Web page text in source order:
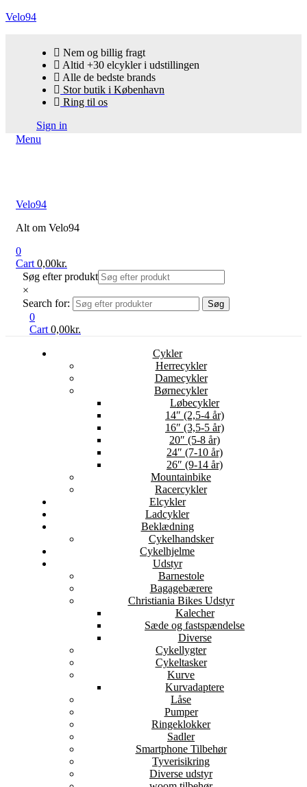
Velo94
Nem og billig fragt
Altid +30 elcykler i udstillingen
Alle de bedste brands
Stor butik i København
Ring til os
Sign in
Menu
Velo94
Alt om Velo94
0
Cart 0,00kr.
Søg efter produkt
×
Search for:
Søg
0
Cart 0,00kr.
Cykler
Herrecykler
Damecykler
Børnecykler
Løbecykler
14″ (2,5-4 år)
16″ (3,5-5 år)
20″ (5-8 år)
24″ (7-10 år)
26″ (9-14 år)
Mountainbike
Racercykler
Elcykler
Ladcykler
Beklædning
Cykelhandsker
Cykelhjelme
Udstyr
Barnestole
Bagagebærere
Christiania Bikes Udstyr
Kalecher
Sæde og fastspændelse
Diverse
Cykellygter
Cykeltasker
Kurve
Kurvadaptere
Låse
Pumper
Ringeklokker
Sadler
Smartphone Tilbehør
Tyverisikring
Diverse udstyr